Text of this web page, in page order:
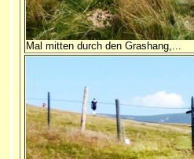
Mal mitten durch den Grashang,...